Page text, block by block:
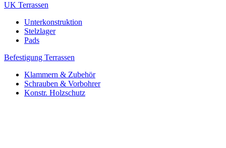
UK Terrassen
Unterkonstruktion
Stelzlager
Pads
Befestigung Terrassen
Klammern & Zubehör
Schrauben & Vorbohrer
Konstr. Holzschutz